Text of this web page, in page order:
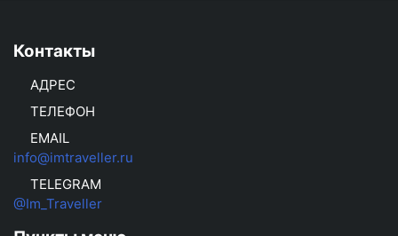
Контакты
АДРЕС
ТЕЛЕФОН
EMAIL
info@imtraveller.ru
TELEGRAM
@Im_Traveller